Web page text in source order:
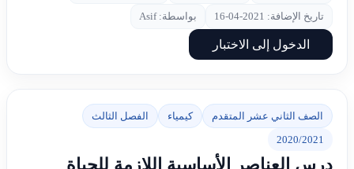
تاريخ الإضافة: 2021-04-16 بواسطة: Asif
الدخول إلى الاختبار
الصف الثاني عشر المتقدم كيمياء
الفصل الثالث
2020/2021
درس العناصر الأساسية اللازمة للحياة